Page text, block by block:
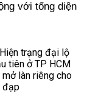
với tổng diện